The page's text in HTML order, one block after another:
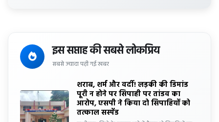
इस सप्ताह की सबसे लोकप्रिय
सबसे ज्यादा पढ़ी गई खबर
शराब, शर्म और वर्दी! लड़की की डिमांड
पूरी न होने पर सिपाही पर तांडव का
आरोप, एसपी ने किया दो सिपाहियों को
तत्काल सस्पेंड